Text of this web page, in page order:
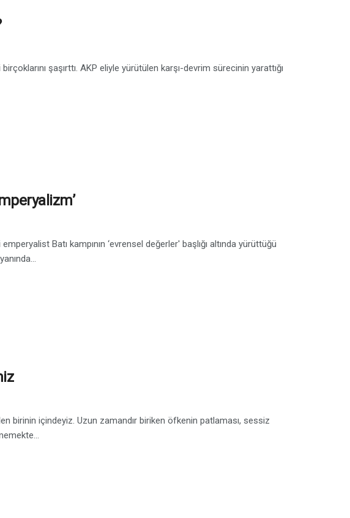
şaşırttı. AKP eliyle yürütülen karşı-devrim sürecinin yarattığı
Batı kampının ‘evrensel değerler' başlığı altında yürüttüğü
birinin içindeyiz. Uzun zamandır biriken öfkenin patlaması, sessiz